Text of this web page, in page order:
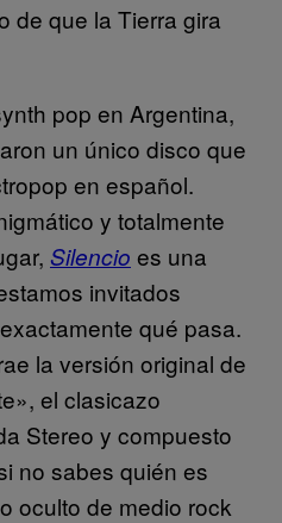
de que la Tierra gira
pop en Argentina,
un único disco que
en español.
y totalmente
Silencio es una
invitados
qué pasa.
la versión original de
el clasicazo
Stereo y compuesto
no sabes quién es
oculto de medio rock